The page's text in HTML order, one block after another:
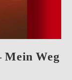
Mein Weg